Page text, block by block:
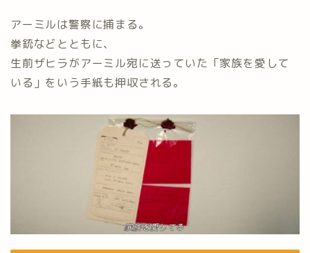
アーミルは警察に捕まる。
拳銃などとともに、
生前ザヒラがアーミル宛に送っていた「家族を愛して
いる」をいう手紙も押収される。